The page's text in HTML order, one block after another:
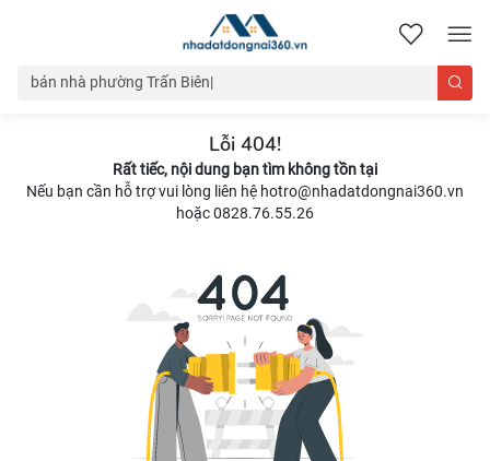
nhadatdongnai360.vn
Lỗi 404!
Rất tiếc, nội dung bạn tìm không tồn tại
Nếu bạn cần hỗ trợ vui lòng liên hệ hotro@nhadatdongnai360.vn
hoặc 0828.76.55.26